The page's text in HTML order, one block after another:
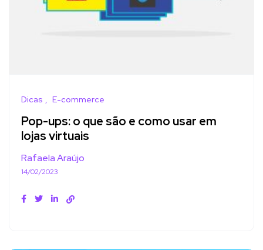
Dicas E-commerce
Pop-ups: o que são e como usar em
lojas virtuais
Rafaela Araújo
14/02/2023